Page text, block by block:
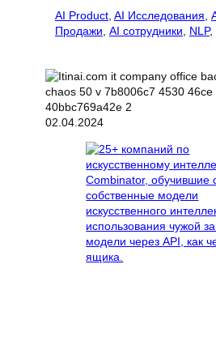
AI Product AI Исследования
Продажи AI сотрудники NLP,
02.04.2024